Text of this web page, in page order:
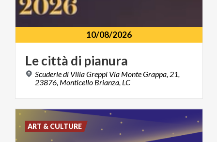
10/08/2026
Lecittà di pianura
Scuderie di Villa Greppi Via Monte Grappa, 21,
23876, Monticello Brianza, LC
ART & CULTURE